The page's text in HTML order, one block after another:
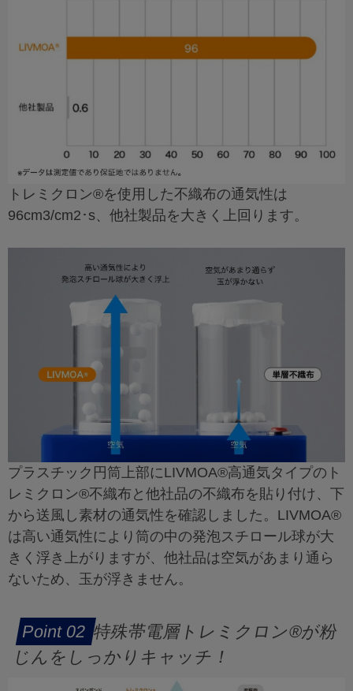
トレミクロン®を使用した不織布の通気性は
96cm3/cm2･s、他社製品を大きく上回ります。
プラスチック円筒上部にLIVMOA®高通気タイプのト
レミクロン®不織布と他社品の不織布を貼り付け、下
から送風し素材の通気性を確認しました。LIVMOA®
は高い通気性により筒の中の発泡スチロール球が大
きく浮き上がりますが、他社品は空気があまり通ら
ないため、玉が浮きません。
特殊帯電層トレミクロン®が粉
じんをしっかりキャッチ！